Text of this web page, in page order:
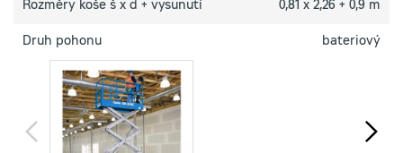
Rozměry koše š x d + vysunutí 0,81 x 2,26 + 0,9 m
Druh pohonu bateriový